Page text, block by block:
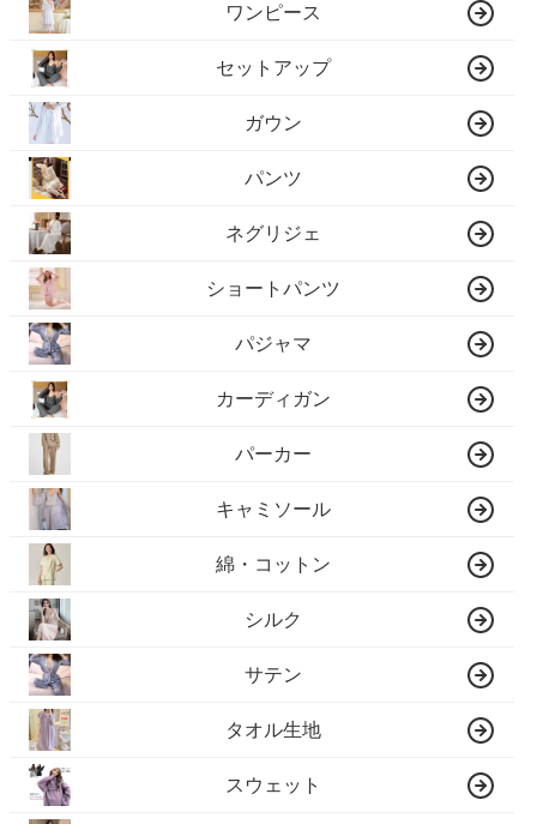
ワンピース
セットアップ
ガウン
パンツ
ネグリジェ
ショートパンツ
パジャマ
カーディガン
パーカー
キャミソール
綿・コットン
シルク
サテン
タオル生地
スウェット